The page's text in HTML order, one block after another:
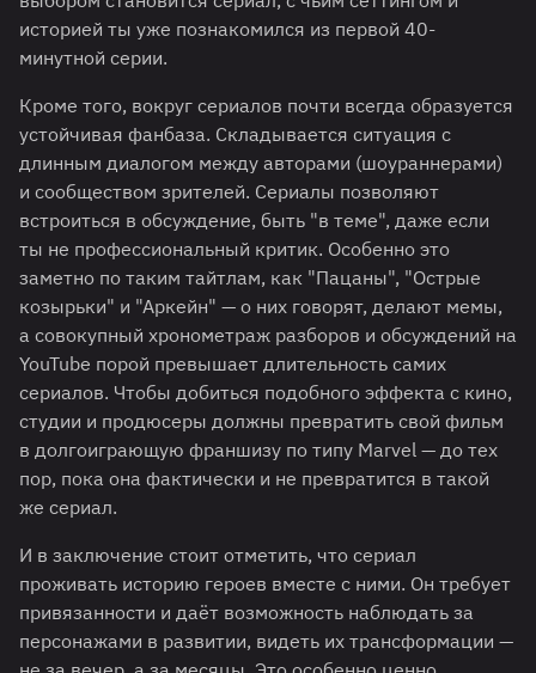
историей ты уже познакомился из первой 40-
минутной серии.
Кроме того, вокруг сериалов почти всегда образуется
устойчивая фанбаза. Складывается ситуация с
длинным диалогом между авторами (шоураннерами)
и сообществом зрителей. Сериалы позволяют
встроиться в обсуждение, быть "в теме", даже если
ты не профессиональный критик. Особенно это
заметно по таким тайтлам, как "Пацаны", "Острые
козырьки" и "Аркейн" — о них говорят, делают мемы,
а совокупный хронометраж разборов и обсуждений на
YouTube порой превышает длительность самих
сериалов. Чтобы добиться подобного эффекта с кино,
студии и продюсеры должны превратить свой фильм
в долгоиграющую франшизу по типу Marvel — до тех
пор, пока она фактически и не превратится в такой
же сериал.
И в заключение стоит отметить, что сериал
проживать историю героев вместе с ними. Он требует
привязанности и даёт возможность наблюдать за
персонажами в развитии, видеть их трансформации —